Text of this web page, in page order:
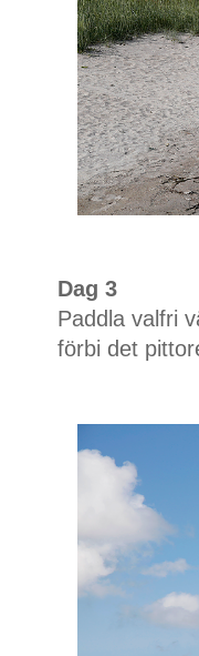
Dag 3
Paddla valfri
förbi det